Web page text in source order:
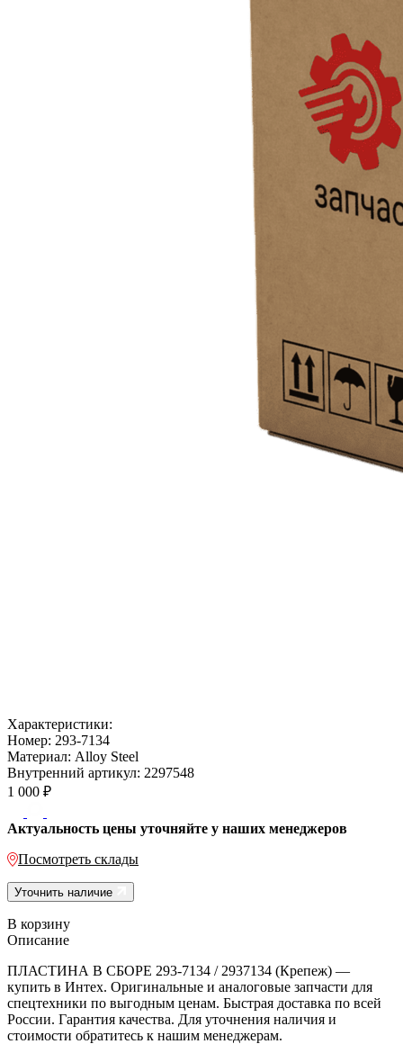
Характеристики:
Номер: 293-7134
Материал: Alloy Steel
Внутренний артикул: 2297548
1 000 ₽
Актуальность цены уточняйте у наших менеджеров
Посмотреть склады
Уточнить наличие
В корзину
Описание
ПЛАСТИНА В СБОРЕ 293-7134 / 2937134 (Крепеж) —
купить в Интех. Оригинальные и аналоговые запчасти для
спецтехники по выгодным ценам. Быстрая доставка по всей
России. Гарантия качества. Для уточнения наличия и
стоимости обратитесь к нашим менеджерам.